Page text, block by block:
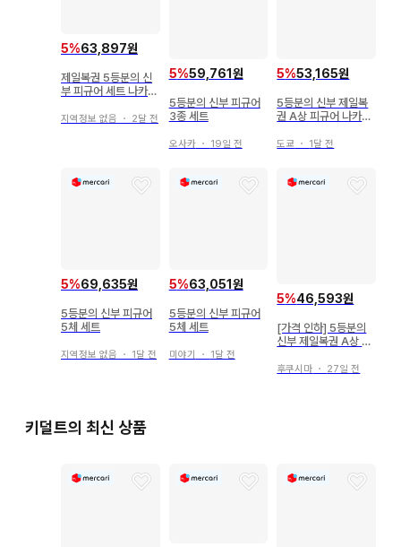
5%63,897원
제일복권 5등분의 신
부 피규어 세트 나카노
적
지역정보 없음 ・ 2달 전
5%59,761원
5등분의 신부 피규어
3종 세트
오사카・ 19일 전
5%53,165원
5등분의 신부 제일복
권 A상 피규어 나카노
도쿄 ・ 1달 전
5%69,635원
5등분의 신부 피규어
5체 세트
지역정보 없음 ・ 1달 전
5%63,051원
5등분의 신부 피규어
5체 세트
미야기 ・ 1달 전
5%46,593원
[가격 인하] 5등분의
신부 제일복권 A상 나
후쿠시마 ・ 27일 전
키덜트의 최신 상품